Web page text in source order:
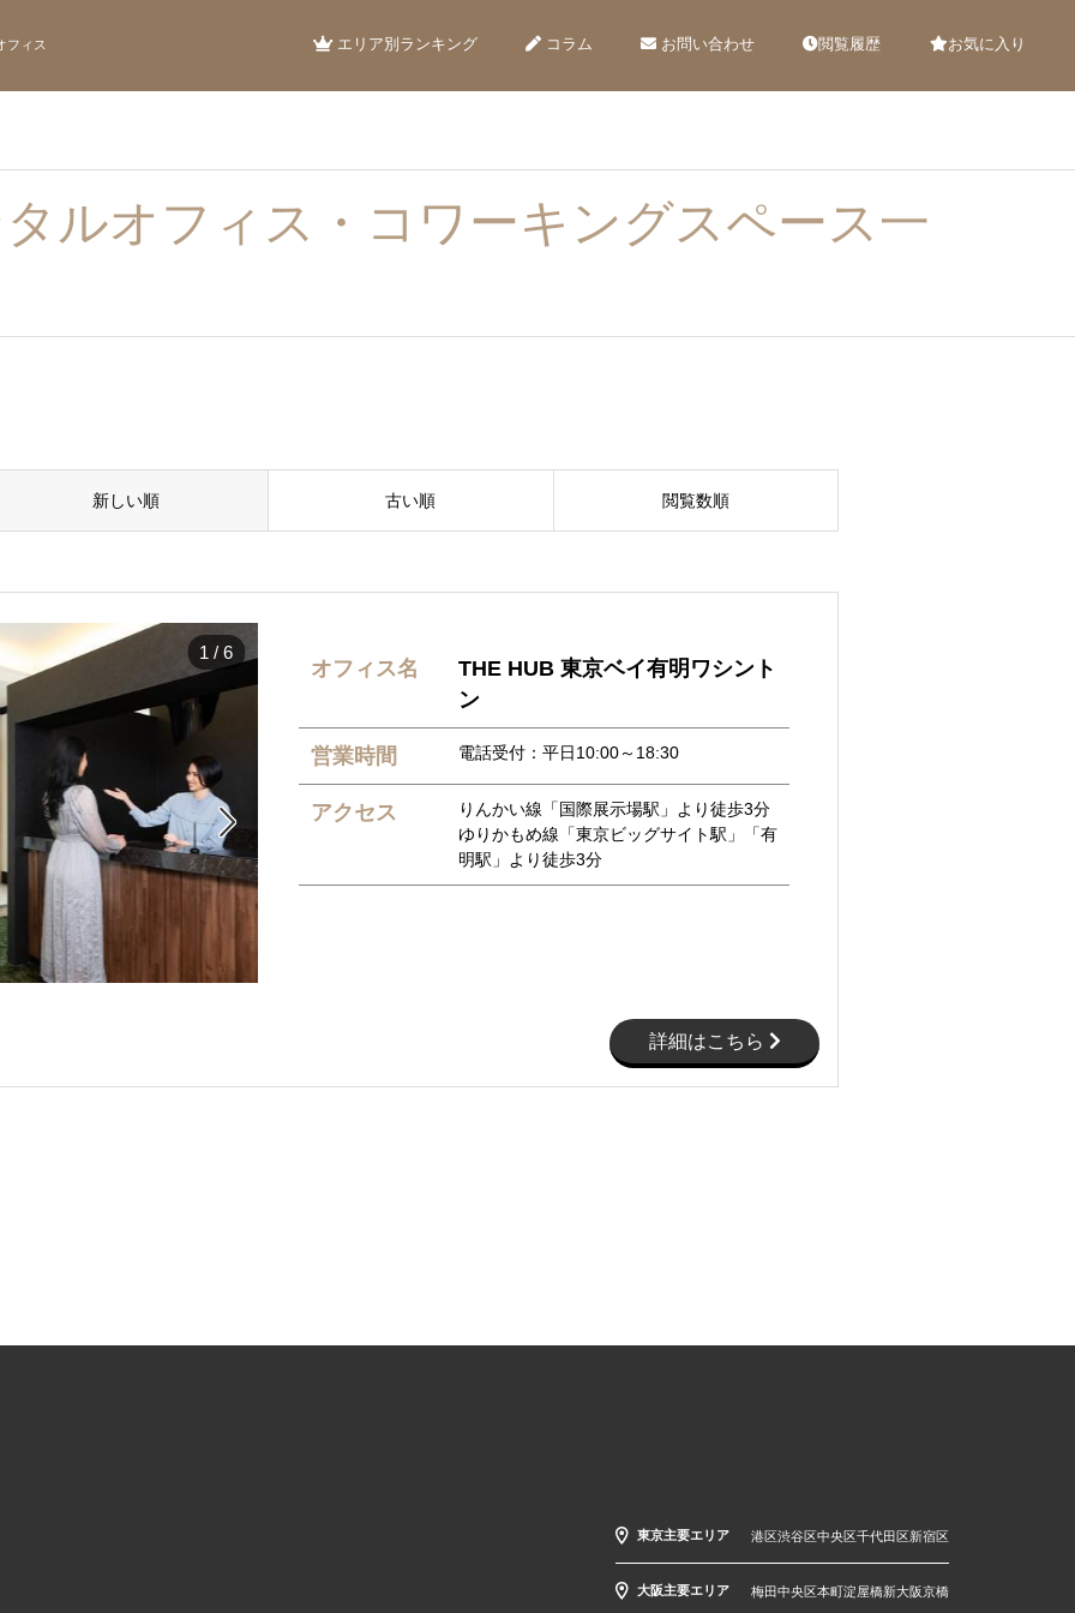
フィス エリア別ランキング コラム お問い合わせ 閲覧履歴 お気に入り
ルオフィス・コワーキングスペース一
新しい順 古い順 閲覧数順

1 / 6
オフィス名
THE HUB 東京ベイ有明ワシント
ン
営業時間 電話受付：平日10:00～18:30
アクセス
りんかい線「国際展示場駅」より徒歩3分
ゆりかもめ線「東京ビッグサイト駅」「有
明駅」より徒歩3分
詳細はこちら
東京主要エリア 港区渋谷区中央区千代田区新宿区
大阪主要エリア 梅田中央区本町淀屋橋新大阪京橋